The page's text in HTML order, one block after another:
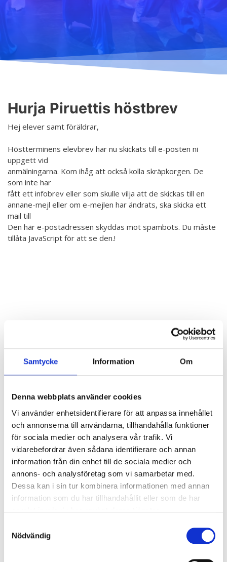
Samtycke Information Om
Denna webbplats använder cookies
Vi använder enhetsidentifierare för att anpassa innehållet
och annonserna till användarna, tillhandahålla funktioner
för sociala medier och analysera vår trafik. Vi
vidarebefordrar även sådana identifierare och annan
information från din enhet till de sociala medier och
annons- och analysföretag som vi samarbetar med.
Dessa kan i sin tur kombinera informationen med annan
information som du har tillhandahållit eller som de har
Nödvändig
Tillgänglig hobby inom konst
Planen för jämställdhet och likabehandling
Terminsavgifter
Olika nivåer
Lärarna
Salar
Kontakt
Projekt
D4EA - Dance fore Eco-Anxiety
Ung kulturambassadör för Finland
DanceMe UP 2019-2022
Sri Lanka - kultur utbyte 2020
Hör min röst och se mig... - 2020
Fenris 2014
We move as we dance
Australian Youth Dance Festival 2019
ABC'd
Hurja Piruettis höstbrev
Hej elever samt föräldrar,
Höstterminens elevbrev har nu skickats till e-posten ni
uppgett vid
anmälningarna. Kom ihåg att också kolla skräpkorgen. De
som inte har
fått ett infobrev eller som skulle vilja att de skickas till en
annane-mejl eller om e-mejlen har ändrats, ska skicka ett
mail till
Den här e-postadressen skyddas mot spambots. Du måste
tillåta JavaScript för att se den.!